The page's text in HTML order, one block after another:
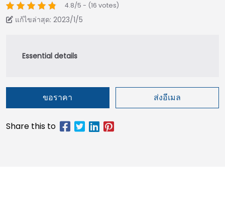
4.8/5 - (16 votes)
แก้ไขล่าสุด: 2023/1/5
ขอราคา ส่งอีเมล